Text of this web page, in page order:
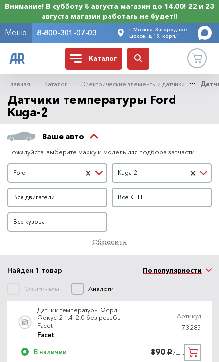
Внимание! В субботу 8 августа магазин до 14.00! 22 и 23
августа магазин работать не будет!!
Меню 8-800-301-07-03
г. Москва, Загородное
шоссе, д.15, корп.1
Каталог
Главная Каталог Электрические элементы и датчики
Датчики температуры Ford
Kuga-2
Ваше авто
Пожалуйста, выберите марку и модель для подбора запчасти
Марка автомобиля
×
Ford
Модель автомобиля
×
Kuga-2
Двигатель
Все двигатели
КПП
Все КПП
Кузов
Все кузова
Сбросить
Найден 1 товар
Оригиналы Аналоги
По популярности
Датчик температуры Форд
Фокус-2 1.4-2.0 без резьбы
Facet
Facet
Артикул
73285
В наличии 890 руб./шт.